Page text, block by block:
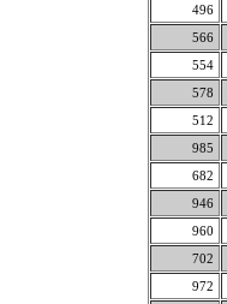
496
566
554
578
512
985
682
946
960
702
972